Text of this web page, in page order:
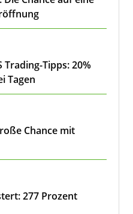
Tipps: 20%
Tagen
Chance mit
277 Prozent